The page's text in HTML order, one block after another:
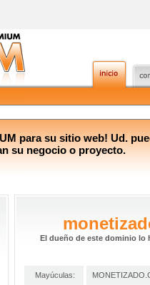
para su sitio web! Ud.
su negocio o proyecto.
El dueño de este dominio lo
Mayúculas: